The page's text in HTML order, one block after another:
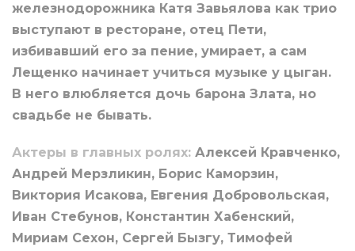
железнодорожника Катя Завьялова как трио
выступают в ресторане, отец Пети,
избивавший его за пение, умирает, а сам
Лещенко начинает учиться музыке у цыган.
В него влюбляется дочь барона Злата, но
свадьбе не бывать.
Актеры в главных ролях: Алексей Кравченко,
Андрей Мерзликин, Борис Каморзин,
Виктория Исакова, Евгения Добровольская,
Иван Стебунов, Константин Хабенский,
Мириам Сехон, Сергей Бызгу, Тимофей